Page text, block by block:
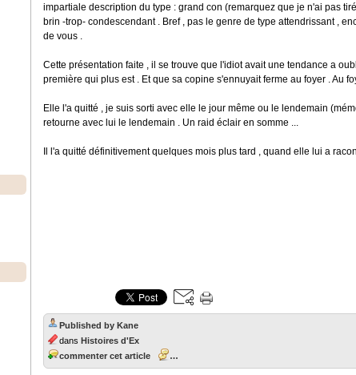
impartiale description du type : grand con (remarquez que je n'ai pas
brin -trop- condescendant . Bref , pas le genre de type attendrissant ,
de vous .
Cette présentation faite , il se trouve que l'idiot avait une tendance a
première qui plus est . Et que sa copine s'ennuyait ferme au foyer . Au
Elle l'a quitté , je suis sorti avec elle le jour même ou le lendemain
retourne avec lui le lendemain . Un raid éclair en somme ...
Il l'a quitté définitivement quelques mois plus tard , quand elle lui a
Published by Kane
dans Histoires d'Ex
commenter cet article
…